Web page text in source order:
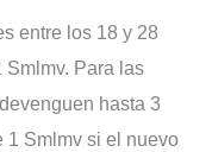
entre los 18 y 28
Smlmv. Para las
hasta 3
1 Smlmv si el nuevo